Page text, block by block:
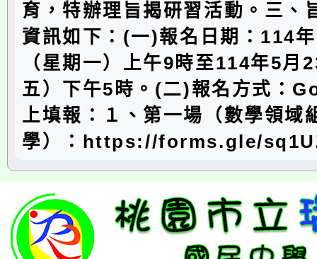
育，特辦理旨揭研習活動。三、
資訊如下：(一)報名日期：114
（星期一）上午9時至114年5月
五）下午5時。(二)報名方式：
上填報：１、第一場（數學領域
學）：https://forms.gle/